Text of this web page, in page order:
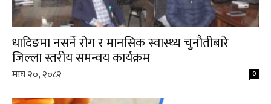
धादिङमा नसर्ने रोग र मानसिक स्वास्थ्य चुनौतीबारे
जिल्ला स्तरीय समन्वय कार्यक्रम
माघ २०, २०८२ 0